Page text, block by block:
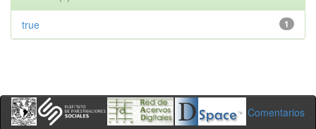
1
true
Comentarios